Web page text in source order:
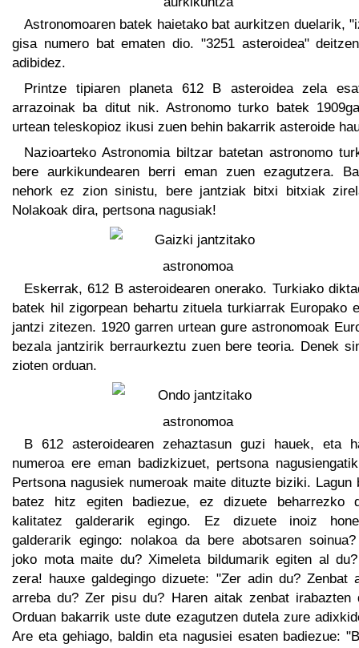
Astronomoaren batek haietako bat aurkitzen duelarik,
gisa numero bat ematen dio. "3251 asteroidea"
adibidez.
Printze tipiaren planeta 612 B asteroidea zela
arrazoinak ba ditut nik. Astronomo turko batek
urtean teleskopioz ikusi zuen behin bakarrik asteroide
Nazioarteko Astronomia biltzar batetan astronomo
bere aurkikundearen berri eman zuen ezagutzera.
nehork ez zion sinistu, bere jantziak bitxi bitxiak
Nolakoak dira, pertsona nagusiak!
Eskerrak, 612 B asteroidearen onerako. Turkiako
batek hil zigorpean behartu zituela turkiarrak Europako
jantzi zitezen. 1920 garren urtean gure astronomoak
bezala jantzirik berraurkeztu zuen bere teoria. Denek
zioten orduan.
B 612 asteroidearen zehaztasun guzi hauek, eta
numeroa ere eman badizkizuet, pertsona
Pertsona nagusiek numeroak maite dituzte biziki. Lagun
batez hitz egiten badiezue, ez dizuete beharrezko
kalitatez galderarik egingo. Ez dizuete inoiz
galderarik egingo: nolakoa da bere abotsaren
joko mota maite du? Ximeleta bildumarik egiten al
zera! hauxe galdegingo dizuete: "Zer adin du? Zenbat
arreba du? Zer pisu du? Haren aitak zenbat irabazten
Orduan bakarrik uste dute ezagutzen dutela zure
Are eta gehiago, baldin eta nagusiei esaten badiezue: